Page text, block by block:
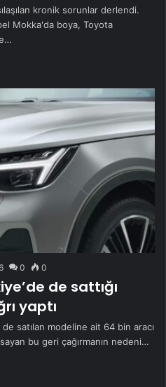
kronik sorunlar derlendi.
Mokka'da boya, Toyota
0 0
de sattığı
yaptı
satılan modeline ait 64 bin aracı
bu geri çağırmanın nedeni…